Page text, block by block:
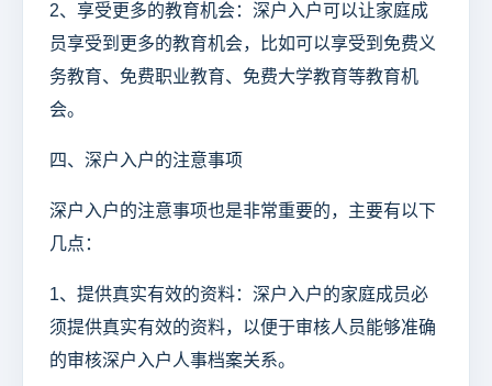
2、享受更多的教育机会：深户入户可以让家庭成
员享受到更多的教育机会，比如可以享受到免费义
务教育、免费职业教育、免费大学教育等教育机
会。
四、深户入户的注意事项
深户入户的注意事项也是非常重要的，主要有以下
几点：
1、提供真实有效的资料：深户入户的家庭成员必
须提供真实有效的资料，以便于审核人员能够准确
的审核深户入户人事档案关系。